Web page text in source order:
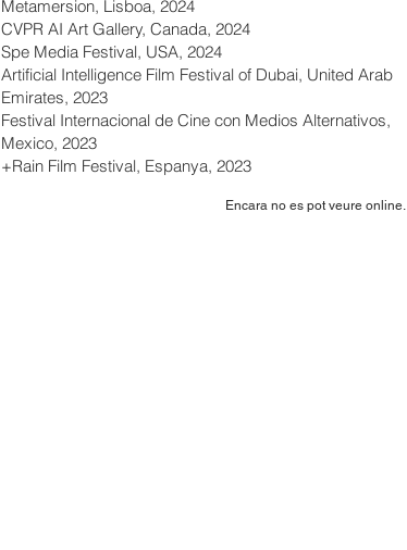
Metamersion, Lisboa, 2024
CVPR AI Art Gallery, Canada, 2024
Spe Media Festival, USA, 2024
Artificial Intelligence Film Festival of Dubai, United Arab
Emirates, 2023
Festival Internacional de Cine con Medios Alternativos,
Mexico, 2023
+Rain Film Festival, Espanya, 2023
Encara no es pot veure online.